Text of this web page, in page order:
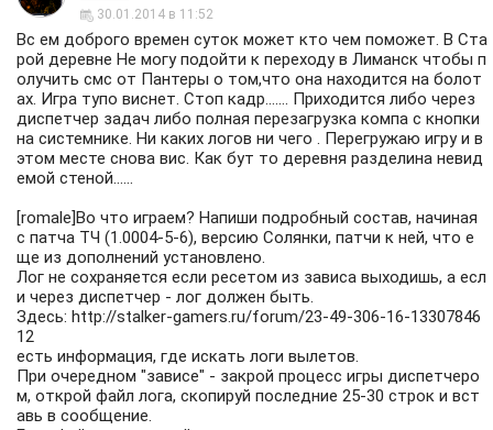
30.01.2014 в 11:52
Вс ем доброго времен суток может кто чем поможет. В Ста
рой деревне Не могу подойти к переходу в Лиманск чтобы п
олучить смс от Пантеры о том,что она находится на болот
ах. Игра тупо виснет. Стоп кадр....... Приходится либо через
диспетчер задач либо полная перезагрузка компа с кнопки
на системнике. Ни каких логов ни чего . Перегружаю игру и в
этом месте снова вис. Как бут то деревня разделина невид
емой стеной......
[romale]Во что играем? Напиши подробный состав, начиная
с патча ТЧ (1.0004-5-6), версию Солянки, патчи к ней, что е
ще из дополнений установлено.
Лог не сохраняется если ресетом из зависа выходишь, а есл
и через диспетчер - лог должен быть.
Здесь: http://stalker-gamers.ru/forum/23-49-306-16-13307846
12
есть информация, где искать логи вылетов.
При очередном "зависе" - закрой процесс игры диспетчеро
м, открой файл лога, скопируй последние 25-30 строк и вст
авь в сообщение.